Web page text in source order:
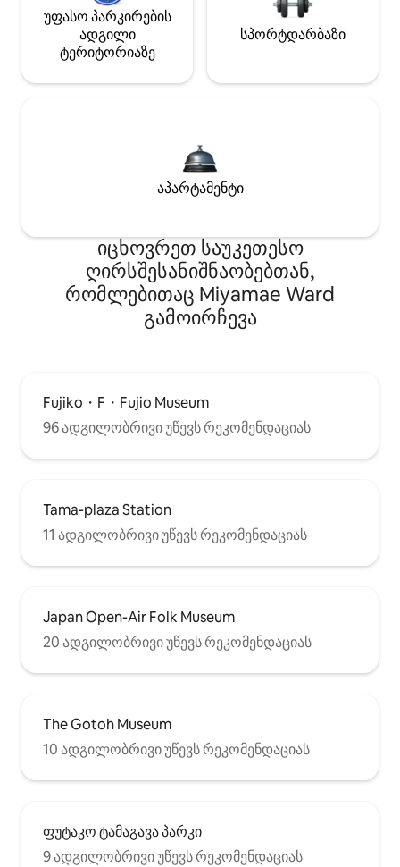
უფასო პარკირების
ადგილი
ტერიტორიაზე
სპორტდარბაზი
აპარტამენტი
იცხოვრეთ საუკეთესო
ღირსშესანიშნაობებთან,
რომლებითაც Miyamae Ward
გამოირჩევა
Fujiko・F・Fujio Museum
96 ადგილობრივი უწევს რეკომენდაციას
Tama-plaza Station
11 ადგილობრივი უწევს რეკომენდაციას
Japan Open-Air Folk Museum
20 ადგილობრივი უწევს რეკომენდაციას
The Gotoh Museum
10 ადგილობრივი უწევს რეკომენდაციას
ფუტაკო ტამაგავა პარკი
9 ადგილობრივი უწევს რეკომენდაციას